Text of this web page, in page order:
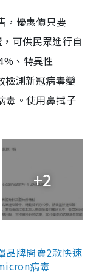
，優惠價只要
可供民眾進行自
、特異性
檢測新冠病毒變
毒。使用鼻拭子
+2
品牌開賣2款快速
病毒